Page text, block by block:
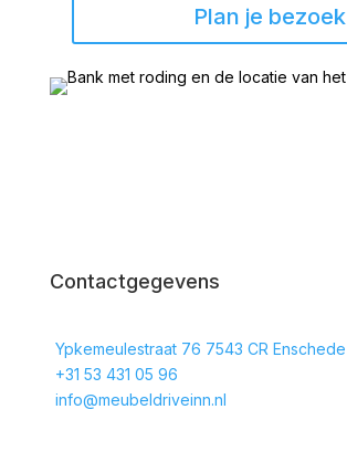
Plan je bezoek
Contactgegevens
Ypkemeulestraat 76 7543 CR Enschede
+31 53 431 05 96
info@meubeldriveinn.nl